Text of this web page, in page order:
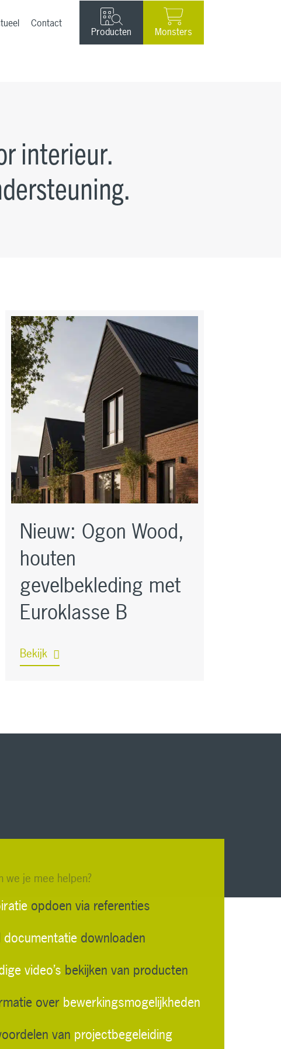
Contact
Producten Monsters
interieur.
Nieuw: Ogon Wood,
houten
gevelbekleding met
Euroklasse B
Bekijk
we je mee helpen?
opdoen via referenties
documentatie downloaden
video’s bekijken van producten
over bewerkingsmogelijkheden
van projectbegeleiding